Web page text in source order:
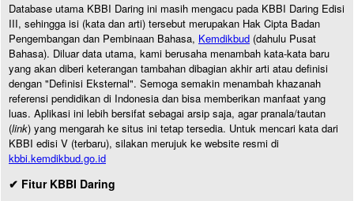
Database utama KBBI Daring ini masih mengacu pada KBBI Daring Edisi
III, sehingga isi (kata dan arti) tersebut merupakan Hak Cipta Badan
Pengembangan dan Pembinaan Bahasa, Kemdikbud (dahulu Pusat
Bahasa). Diluar data utama, kami berusaha menambah kata-kata baru
yang akan diberi keterangan tambahan dibagian akhir arti atau definisi
dengan "Definisi Eksternal". Semoga semakin menambah khazanah
referensi pendidikan di Indonesia dan bisa memberikan manfaat yang
luas. Aplikasi ini lebih bersifat sebagai arsip saja, agar pranala/tautan
(link) yang mengarah ke situs ini tetap tersedia. Untuk mencari kata dari
KBBI edisi V (terbaru), silakan merujuk ke website resmi di
kbbi.kemdikbud.go.id
✔ Fitur KBBI Daring